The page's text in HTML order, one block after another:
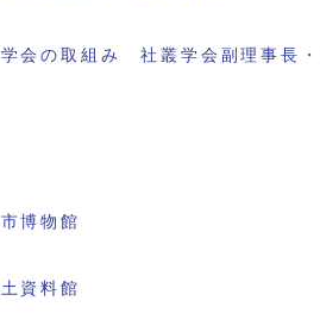
会の取組み 社叢学会副理事長
博物館
資料館